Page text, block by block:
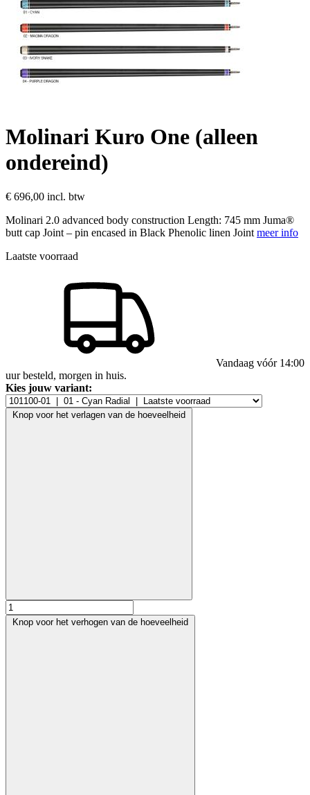
Molinari Kuro One (alleen
ondereind)
€ 696,00 incl. btw
Molinari 2.0 advanced body construction Length: 745 mm Juma®
butt cap Joint – pin encased in Black Phenolic linen Joint meer info
Laatste voorraad
Vandaag vóór 14:00
uur besteld, morgen in huis.
Kies jouw variant:
Knop voor het verlagen van de hoeveelheid
Knop voor het verhogen van de hoeveelheid